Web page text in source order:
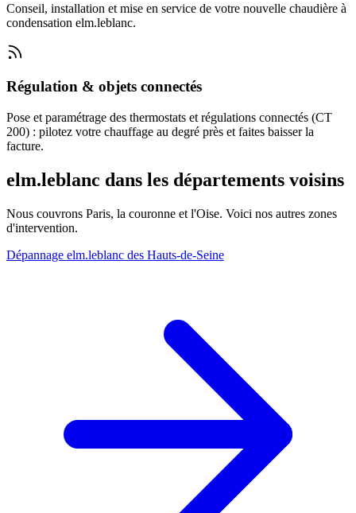
Conseil, installation et mise en service de votre nouvelle chaudière à
condensation elm.leblanc.
Régulation & objets connectés
Pose et paramétrage des thermostats et régulations connectés (CT
200) : pilotez votre chauffage au degré près et faites baisser la
facture.
elm.leblanc dans les départements voisins
Nous couvrons Paris, la couronne et l'Oise. Voici nos autres zones
d'intervention.
Dépannage elm.leblanc des Hauts-de-Seine